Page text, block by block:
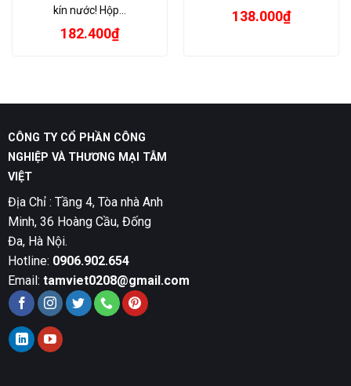
kín nước! Hộp…
182.400₫
138.000₫
CÔNG TY CỔ PHẦN CÔNG
NGHIỆP VÀ THƯƠNG MẠI TÂM
VIỆT
Địa Chỉ : Tầng 4, Tòa nhà Anh
Minh, 36 Hoàng Cầu, Đống
Đa, Hà Nội.
Hotline: 0906.902.654
Email: tamviet0208@gmail.com